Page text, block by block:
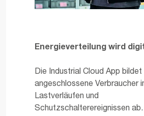
Energieverteilung wird
Die Industrial Cloud App bildet
angeschlossene Verbraucher
Lastverläufen und
Schutzschalterereignissen